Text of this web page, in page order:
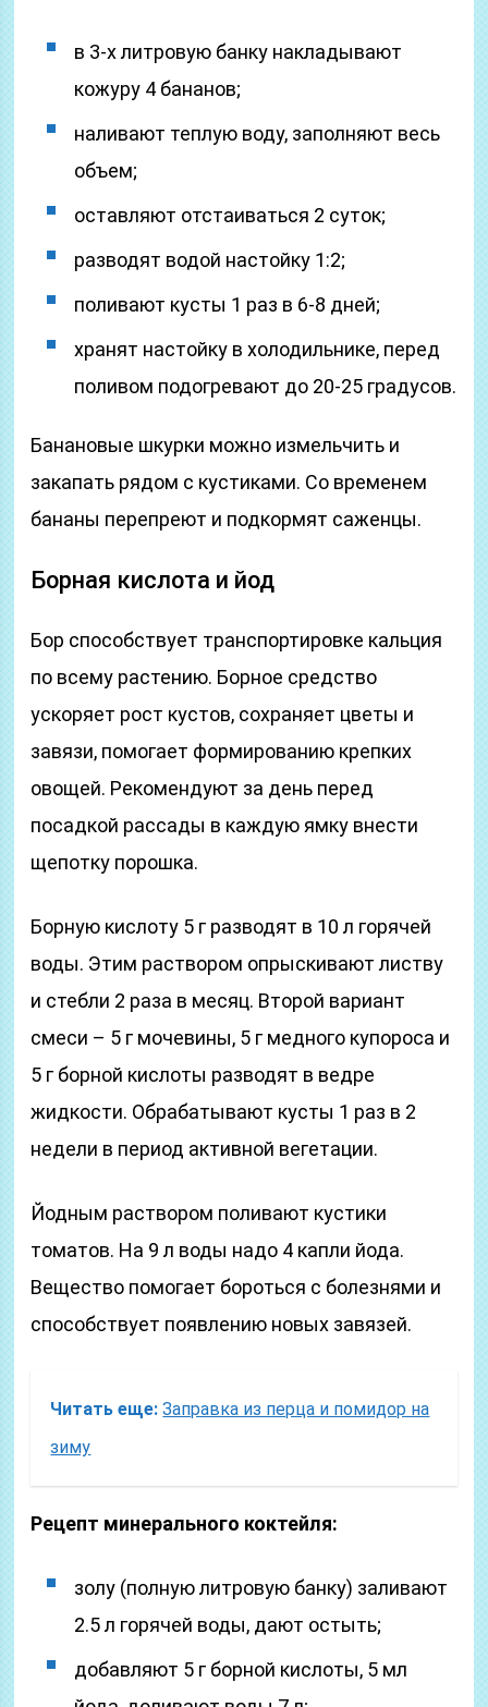
в 3-х литровую банку накладывают
кожуру 4 бананов;
наливают теплую воду, заполняют весь
объем;
оставляют отстаиваться 2 суток;
разводят водой настойку 1:2;
поливают кусты 1 раз в 6-8 дней;
хранят настойку в холодильнике, перед
поливом подогревают до 20-25 градусов.
Банановые шкурки можно измельчить и
закапать рядом с кустиками. Со временем
бананы перепреют и подкормят саженцы.
Борная кислота и йод
Бор способствует транспортировке кальция
по всему растению. Борное средство
ускоряет рост кустов, сохраняет цветы и
завязи, помогает формированию крепких
овощей. Рекомендуют за день перед
посадкой рассады в каждую ямку внести
щепотку порошка.
Борную кислоту 5 г разводят в 10 л горячей
воды. Этим раствором опрыскивают листву
и стебли 2 раза в месяц. Второй вариант
смеси – 5 г мочевины, 5 г медного купороса и
5 г борной кислоты разводят в ведре
жидкости. Обрабатывают кусты 1 раз в 2
недели в период активной вегетации.
Йодным раствором поливают кустики
томатов. На 9 л воды надо 4 капли йода.
Вещество помогает бороться с болезнями и
способствует появлению новых завязей.
Читать еще: Заправка из перца и помидор на
зиму
Рецепт минерального коктейля:
золу (полную литровую банку) заливают
2.5 л горячей воды, дают остыть;
добавляют 5 г борной кислоты, 5 мл